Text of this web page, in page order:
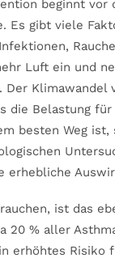
beginnt
Es gibt viele
Luft ein und
Klimawandel
die Belastung
besten Weg
erhebliche
ist das
20 % aller
erhöhtes Risiko